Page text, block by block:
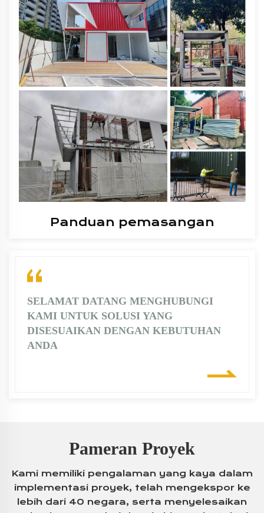
Panduan pemasangan
SELAMAT DATANG MENGHUBUNGI
KAMI UNTUK SOLUSI YANG
DISESUAIKAN DENGAN KEBUTUHAN
ANDA
Pameran Proyek
Kami memiliki pengalaman yang kaya dalam
implementasi proyek, telah mengekspor ke
lebih dari 40 negara, serta menyelesaikan